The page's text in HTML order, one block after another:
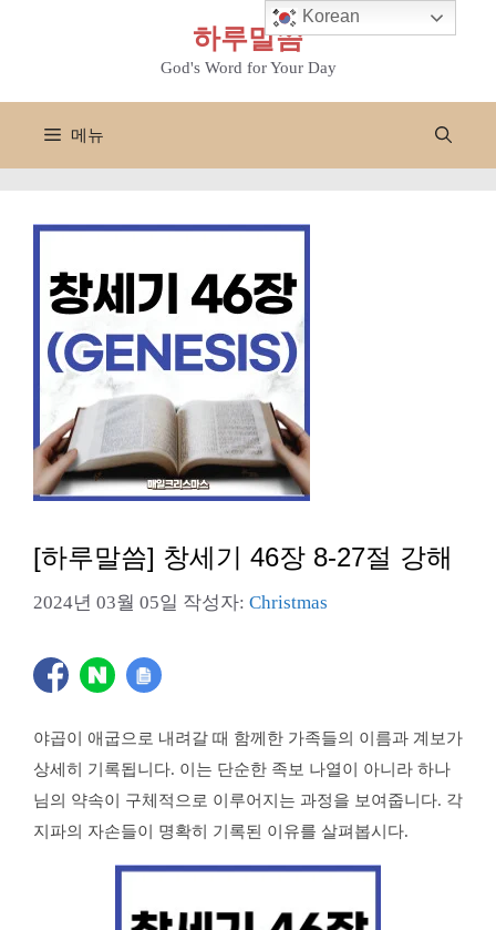
하루말씀
God's Word for Your Day
메뉴
[하루말씀] 창세기 46장 8-27절 강해
2024년 03월 05일 작성자: Christmas
야곱이 애굽으로 내려갈 때 함께한 가족들의 이름과 계보가
상세히 기록됩니다. 이는 단순한 족보 나열이 아니라 하나
님의 약속이 구체적으로 이루어지는 과정을 보여줍니다. 각
지파의 자손들이 명확히 기록된 이유를 살펴봅시다.
Korean